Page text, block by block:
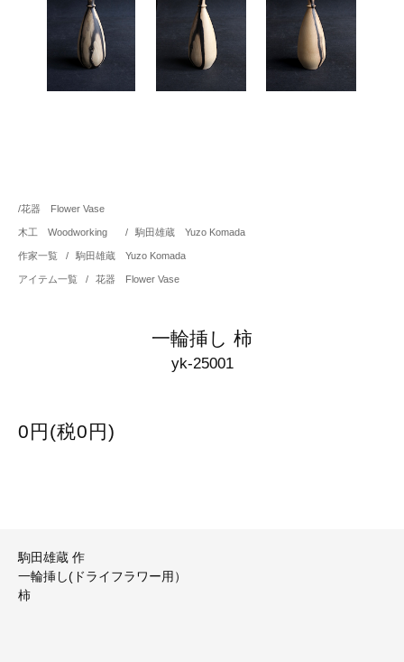
/花器 Flower Vase
木工 Woodworking / 駒田雄蔵 Yuzo Komada
作家一覧 / 駒田雄蔵 Yuzo Komada
アイテム一覧 / 花器 Flower Vase
一輪挿し 柿
yk-25001
0円(税0円)
駒田雄蔵 作
一輪挿し(ドライフラワー用）
柿